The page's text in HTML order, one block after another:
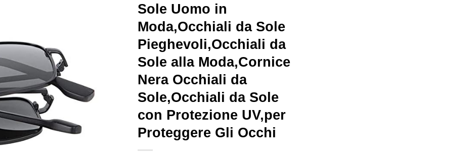
Sole Uomo in
Moda,Occhiali da Sole
Pieghevoli,Occhiali da
Sole alla Moda,Cornice
Nera Occhiali da
Sole,Occhiali da Sole
con Protezione UV,per
Proteggere Gli Occhi